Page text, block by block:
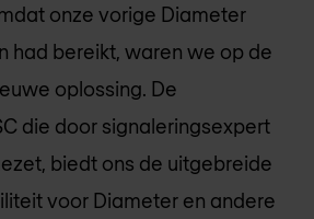
onze vorige Diameter
had bereikt, waren we op de
oplossing. De
die door signaleringsexpert
biedt ons de uitgebreide
voor Diameter en andere